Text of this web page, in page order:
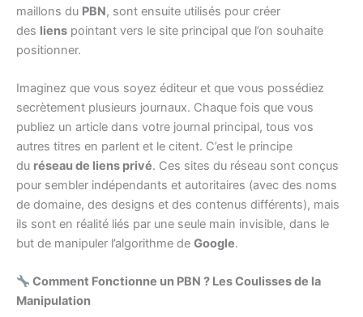
maillons du PBN, sont ensuite utilisés pour créer
des liens pointant vers le site principal que l’on souhaite
positionner.
Imaginez que vous soyez éditeur et que vous possédiez
secrètement plusieurs journaux. Chaque fois que vous
publiez un article dans votre journal principal, tous vos
autres titres en parlent et le citent. C’est le principe
du réseau de liens privé. Ces sites du réseau sont conçus
pour sembler indépendants et autoritaires (avec des noms
de domaine, des designs et des contenus différents), mais
ils sont en réalité liés par une seule main invisible, dans le
but de manipuler l’algorithme de Google.
Comment Fonctionne un PBN ? Les Coulisses de la
Manipulation